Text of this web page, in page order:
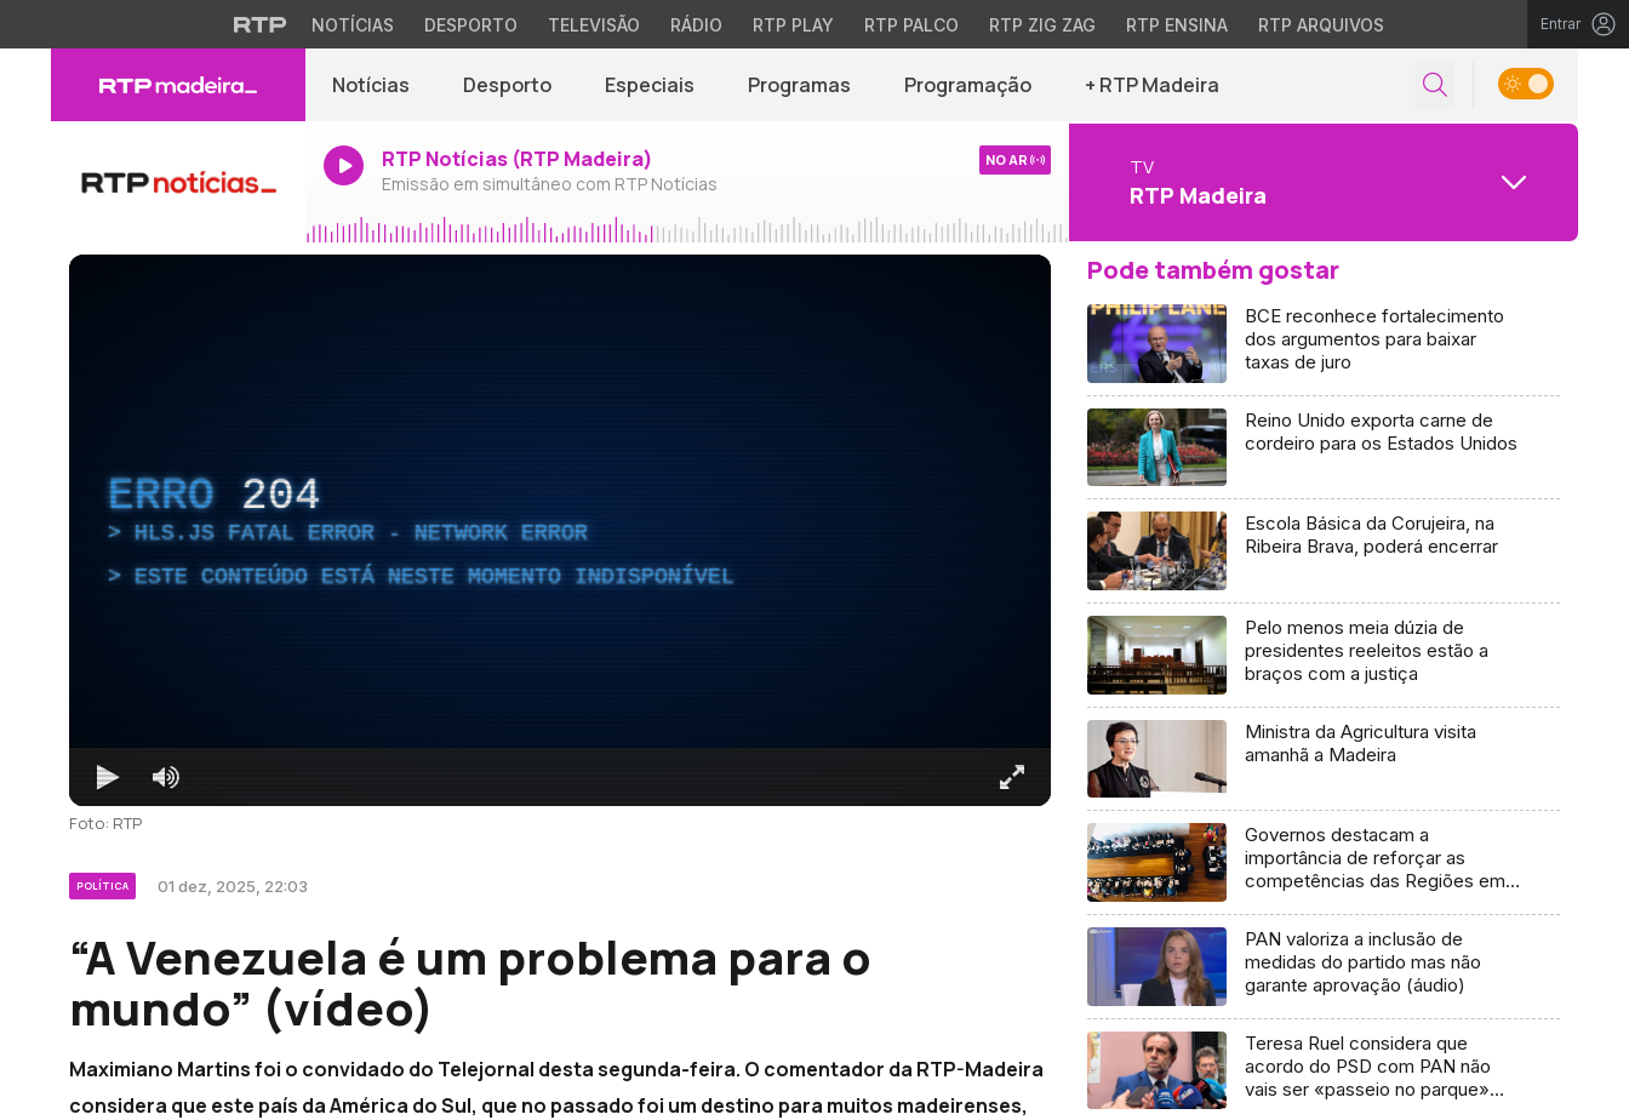
NOTÍCIAS DESPORTO TELEVISÃO RÁDIO RTP PLAY RTP PALCO RTP ZIG ZAG RTP ENSINA RTP ARQUIVOS Entrar
Notícias Desporto Especiais Programas Programação + RTP Madeira
RTP Notícias (RTP Madeira)
Emissão em simultâneo com RTP Notícias
NO AR TV
RTP Madeira
ERRO 204
HLS.JS FATAL ERROR - NETWORK ERROR
ESTE CONTEÚDO ESTÁ NESTE MOMENTO INDISPONÍVEL
Foto: RTP
POLÍTICA 01 dez, 2025, 22:03
“A Venezuela é um problema para o
mundo” (vídeo)
Maximiano Martins foi o convidado do Telejornal desta segunda-feira. O comentador da RTP-Madeira
considera que este país da América do Sul, que no passado foi um destino para muitos madeirenses,
Pode também gostar
BCE reconhece fortalecimento
dos argumentos para baixar
taxas de juro
Reino Unido exporta carne de
cordeiro para os Estados Unidos
Escola Básica da Corujeira, na
Ribeira Brava, poderá encerrar
Pelo menos meia dúzia de
presidentes reeleitos estão a
braços com a justiça
Ministra da Agricultura visita
amanhã a Madeira
Governos destacam a
importância de reforçar as
competências das Regiões em
PAN valoriza a inclusão de
medidas do partido mas não
garante aprovação (áudio)
Teresa Ruel considera que
acordo do PSD com PAN não
vais ser «passeio no parque»